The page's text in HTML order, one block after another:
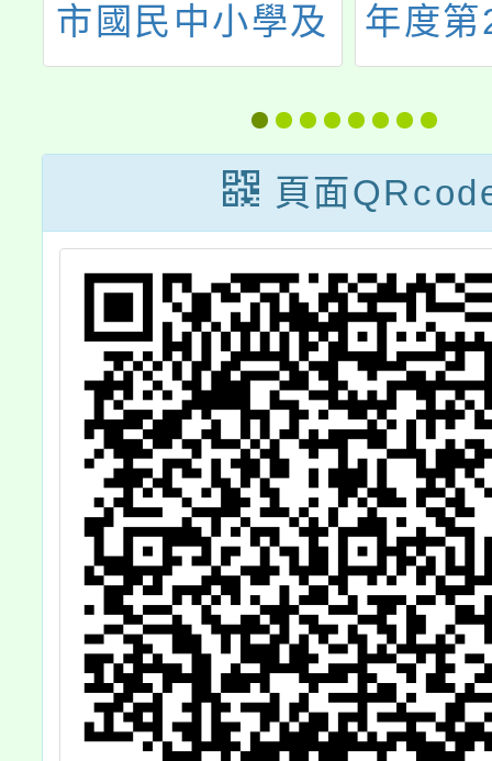
年度第2學期第6
次代課教師甄選
年度
7~12
學支
甄選
公告
頁面